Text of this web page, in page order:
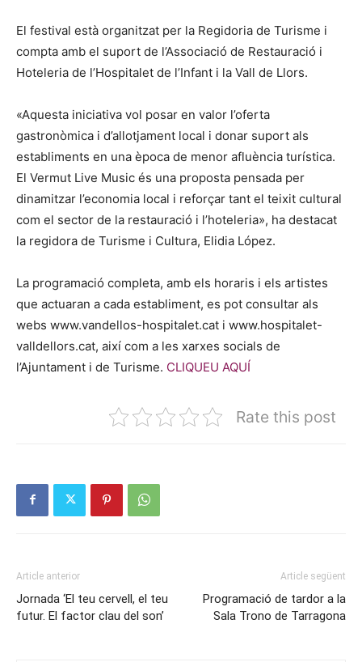
El festival està organitzat per la Regidoria de Turisme i
compta amb el suport de l’Associació de Restauració i
Hoteleria de l’Hospitalet de l’Infant i la Vall de Llors.
«Aquesta iniciativa vol posar en valor l’oferta
gastronòmica i d’allotjament local i donar suport als
establiments en una època de menor afluència turística.
El Vermut Live Music és una proposta pensada per
dinamitzar l’economia local i reforçar tant el teixit cultural
com el sector de la restauració i l’hoteleria», ha destacat
la regidora de Turisme i Cultura, Elidia López.
La programació completa, amb els horaris i els artistes
que actuaran a cada establiment, es pot consultar als
webs www.vandellos-hospitalet.cat i www.hospitalet-
valldellors.cat, així com a les xarxes socials de
l’Ajuntament i de Turisme. CLIQUEU AQUÍ
Rate this post
Article anterior
Jornada ‘El teu cervell, el teu
futur. El factor clau del son’
Article següent
Programació de tardor a la
Sala Trono de Tarragona